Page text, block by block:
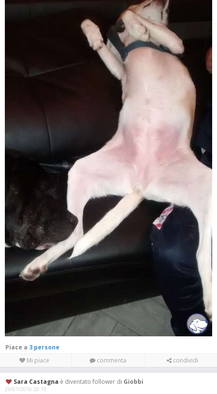
Piace a
3 persone
Mi piace
commenta condividi
Sara Castagna è diventato follower di Giobbi
29/01/2016 20:19